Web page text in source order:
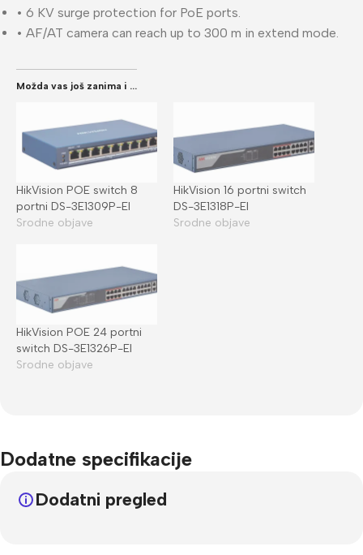
• 6 KV surge protection for PoE ports.
• AF/AT camera can reach up to 300 m in extend mode.
Možda vas još zanima i ...
HikVision POE switch 8
portni DS-3E1309P-EI
Srodne objave
HikVision 16 portni switch
DS-3E1318P-EI
Srodne objave
HikVision POE 24 portni
switch DS-3E1326P-EI
Srodne objave
Dodatne specifikacije
Dodatni pregled